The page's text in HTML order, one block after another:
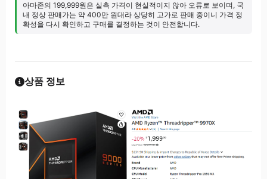
아마존의 199,999원은 실측 가격이 현실적이지 않아 오류로 보이며, 국
내 정상 판매가는 약 400만 원대라 상당히 고가로 판매 중이니 가격 정
확성을 다시 확인하고 구매를 결정하는 것이 안전합니다.
상품 정보